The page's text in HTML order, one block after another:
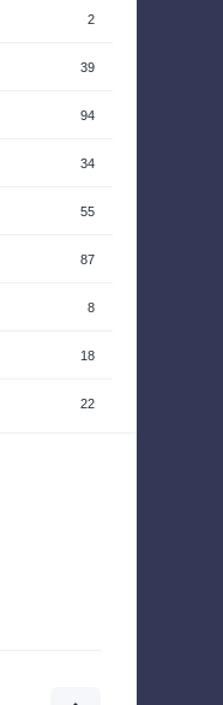
2
39
94
34
55
87
8
18
22